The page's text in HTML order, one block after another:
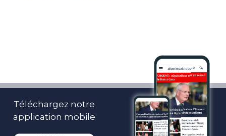
Téléchargez notre
application mobile